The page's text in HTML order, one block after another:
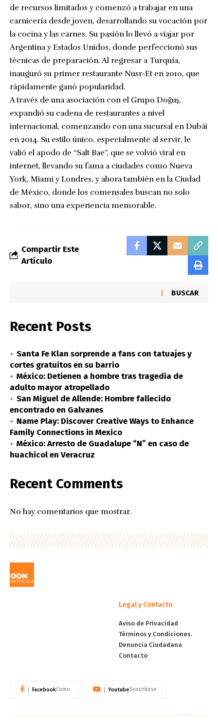
de recursos limitados y comenzó a trabajar en una
carnicería desde joven, desarrollando su vocación por
la cocina y las carnes. Su pasión lo llevó a viajar por
Argentina y Estados Unidos, donde perfeccionó sus
técnicas de preparación. Al regresar a Turquía,
inauguró su primer restaurante Nusr-Et en 2010, que
rápidamente ganó popularidad.
A través de una asociación con el Grupo Doğuş,
expandió su cadena de restaurantes a nivel
internacional, comenzando con una sucursal en Dubái
en 2014. Su estilo único, especialmente al servir, le
valió el apodo de “Salt Bae”, que se volvió viral en
internet, llevando su fama a ciudades como Nueva
York, Miami y Londres, y ahora también en la Ciudad
de México, donde los comensales buscan no solo
sabor, sino una experiencia memorable.
Compartir Este
Artículo
BUSCAR
Recent Posts
Santa Fe Klan sorprende a fans con tatuajes y
cortes gratuitos en su barrio
México: Detienen a hombre tras tragedia de
adulto mayor atropellado
San Miguel de Allende: Hombre fallecido
encontrado en Galvanes
Name Play: Discover Creative Ways to Enhance
Family Connections in Mexico
México: Arresto de Guadalupe “N” en caso de
huachicol en Veracruz
Recent Comments
No hay comentarios que mostrar.
Legal y Contacto
Aviso de Privacidad
Términos y Condiciones.
Denuncia Ciudadana
Contacto
FacebookComo YoutubeSuscribirse